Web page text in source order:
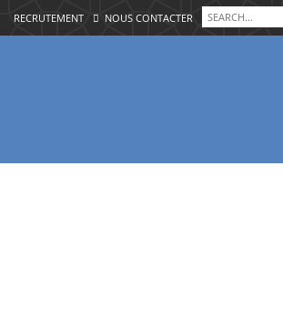
RECRUTEMENT NOUS CONTACTER